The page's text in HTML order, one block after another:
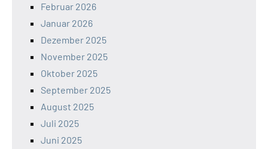
Februar 2026
Januar 2026
Dezember 2025
November 2025
Oktober 2025
September 2025
August 2025
Juli 2025
Juni 2025